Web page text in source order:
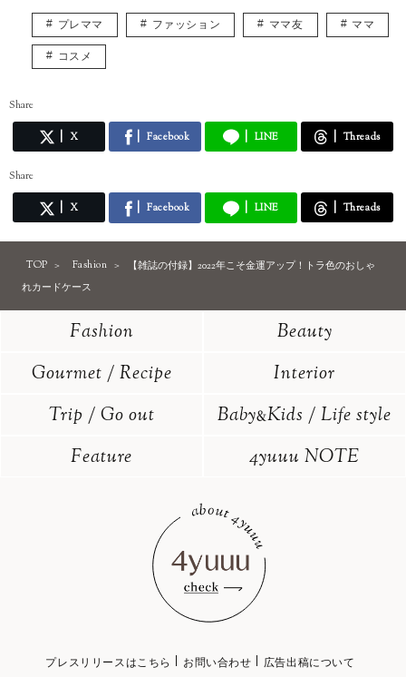
プレママ ファッション ママ友 ママ
コスメ
Share
X Facebook LINE Threads
Share
X Facebook LINE Threads
TOP Fashion
【雑誌の付録】2022年こそ金運アップ！トラ色のおしゃ
れカードケース
Fashion
Beauty
Gourmet / Recipe
Interior
Trip / Go out
Baby&Kids / Life style
Feature
4yuuu NOTE
プレスリリースはこちら お問い合わせ 広告出稿について